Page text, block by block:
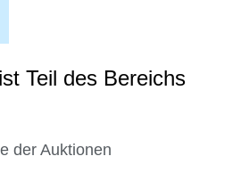
Teil des Bereichs
der Auktionen